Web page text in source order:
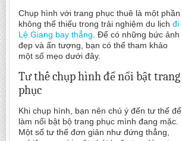
Chụp hình với trang phục thuê là một phần
không thể thiếu trong trải nghiệm du lịch đi
Lệ Giang bay thẳng . Để có những bức ảnh
đẹp và ấn tượng, bạn có thể tham khảo
một số mẹo dưới đây.
Tư thế chụp hình để nổi bật trang
phục
Khi chụp hình, bạn nên chú ý đến tư thế để
làm nổi bật bộ trang phục mình đang mặc.
Một số tư thế đơn giản như đứng thẳng,